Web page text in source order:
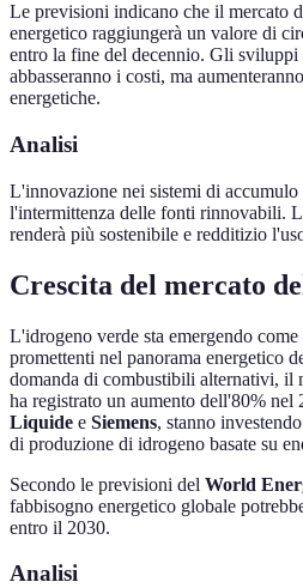
Le previsioni indicano che il mercato
energetico raggiungerà un valore di
entro la fine del decennio. Gli
abbasseranno i costi, ma
energetiche.
Analisi
L'innovazione nei sistemi di
l'intermittenza delle fonti rinnovabili.
renderà più sostenibile e redditizio
Crescita del mercato
L'idrogeno verde sta emergendo
promettenti nel panorama energetico
domanda di combustibili alternativi, il
ha registrato un aumento dell'80% nel
Liquide e Siemens, stanno
di produzione di idrogeno basate su
Secondo le previsioni del World
fabbisogno energetico globale
entro il 2030.
Analisi